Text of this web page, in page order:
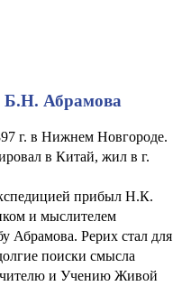
Б.Н. Абрамова
г. в Нижнем Новгороде.
в Китай, жил в г.
прибыл Н.К.
и мыслителем
Абрамова. Рерих стал для
поиски смысла
и Учению Живой